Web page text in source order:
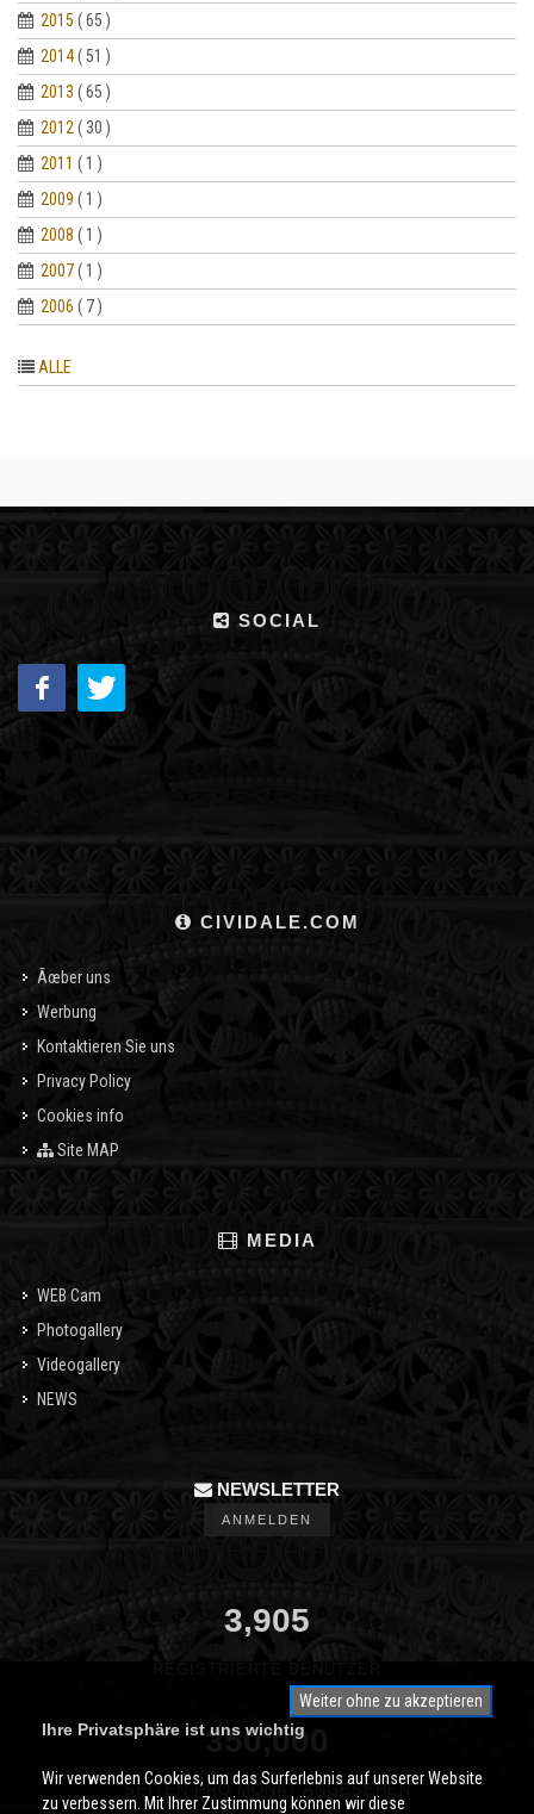
2015 ( 65 )
2014( 51 )
2013 ( 65 )
2012 ( 30 )
2011 ( 1 )
2009 ( 1 )
2008 ( 1 )
2007( 1 )
2006 ( 7 )
ALLE
SOCIAL
CIVIDALE.COM
Ãœber uns
Werbung
Kontaktieren Sie uns
Privacy Policy
Cookies info
Site MAP
MEDIA
WEB Cam
Photogallery
Videogallery
NEWS
NEWSLETTER
ANMELDEN
3,905
350,000
SEITEN PRO MONAT ANGESEHEN
Weiter ohne zu akzeptieren
Ihre Privatsphäre ist uns wichtig
Wir verwenden Cookies, um das Surferlebnis auf unserer Website
zu verbessern. Mit Ihrer Zustimmung können wir diese